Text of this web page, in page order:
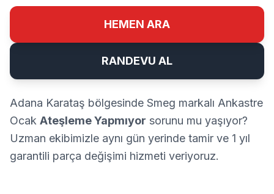
HEMEN ARA
RANDEVU AL
Adana Karataş bölgesinde Smeg markalı Ankastre
Ocak Ateşleme Yapmıyor sorunu mu yaşıyor?
Uzman ekibimizle aynı gün yerinde tamir ve 1 yıl
garantili parça değişimi hizmeti veriyoruz.